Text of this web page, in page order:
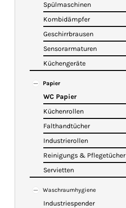
WARENKORB
Spülmaschinen
Kombidämpfer
Geschirrbrausen
Sensorarmaturen
Küchengeräte
Papier
WC Papier
Küchenrollen
Falthandtücher
Industrierollen
Reinigungs & Pflegetücher
Servietten
Waschraumhygiene
Industriespender